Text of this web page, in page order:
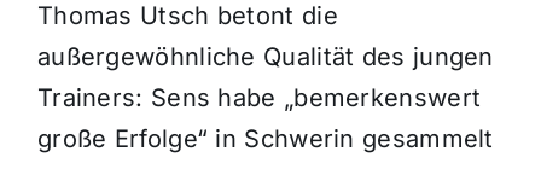
Thomas Utsch betont die
außergewöhnliche Qualität des jungen
Trainers: Sens habe „bemerkenswert
große Erfolge“ in Schwerin gesammelt